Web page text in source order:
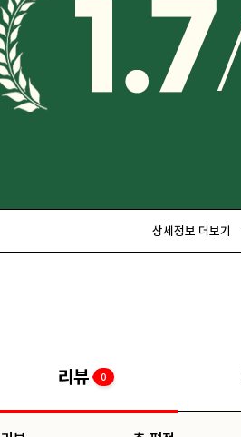
상세정보 더보기
리뷰 0